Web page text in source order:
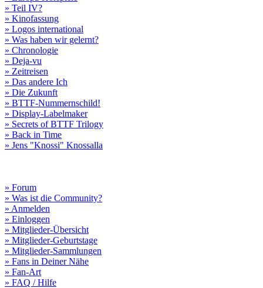
» Teil IV?
» Kinofassung
» Logos international
» Was haben wir gelernt?
» Chronologie
» Deja-vu
» Zeitreisen
» Das andere Ich
» Die Zukunft
» BTTF-Nummernschild!
» Display-Labelmaker
» Secrets of BTTF Trilogy
» Back in Time
» Jens "Knossi" Knossalla
» Forum
» Was ist die Community?
» Anmelden
» Einloggen
» Mitglieder-Übersicht
» Mitglieder-Geburtstage
» Mitglieder-Sammlungen
» Fans in Deiner Nähe
» Fan-Art
» FAQ / Hilfe